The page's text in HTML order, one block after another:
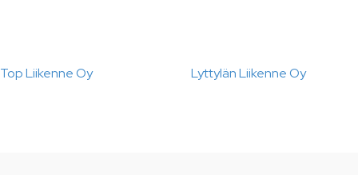
Top Liikenne Oy Lyttylän Liikenne Oy